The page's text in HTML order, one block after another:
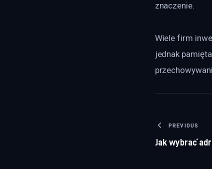
znaczenie.
Wiele firm
jednak
PREVIOUS
Jak wybrać